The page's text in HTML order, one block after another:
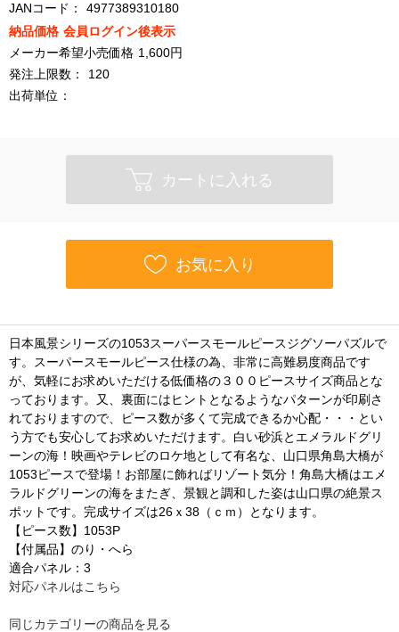
JANコード：
4977389310180
納品価格 会員ログイン後表示
メーカー希望小売価格 1,600円
発注上限数：
120
出荷単位：
カートに入れる
お気に入り
日本風景シリーズの1053スーパースモールピースジグソーパズルで
す。スーパースモールピース仕様の為、非常に高難易度商品です
が、気軽にお求めいただける低価格の３００ピースサイズ商品とな
っております。又、裏面にはヒントとなるようなパターンが印刷さ
れておりますので、ピース数が多くて完成できるか心配・・・とい
う方でも安心してお求めいただけます。白い砂浜とエメラルドグリ
ーンの海！映画やテレビのロケ地として有名な、山口県角島大橋が
1053ピースで登場！お部屋に飾ればリゾート気分！角島大橋はエメ
ラルドグリーンの海をまたぎ、景観と調和した姿は山口県の絶景ス
ポットです。完成サイズは26ｘ38（ｃｍ）となります。
【ピース数】1053P
【付属品】のり・へら
適合パネル：3
対応パネルはこちら
同じカテゴリーの商品を見る